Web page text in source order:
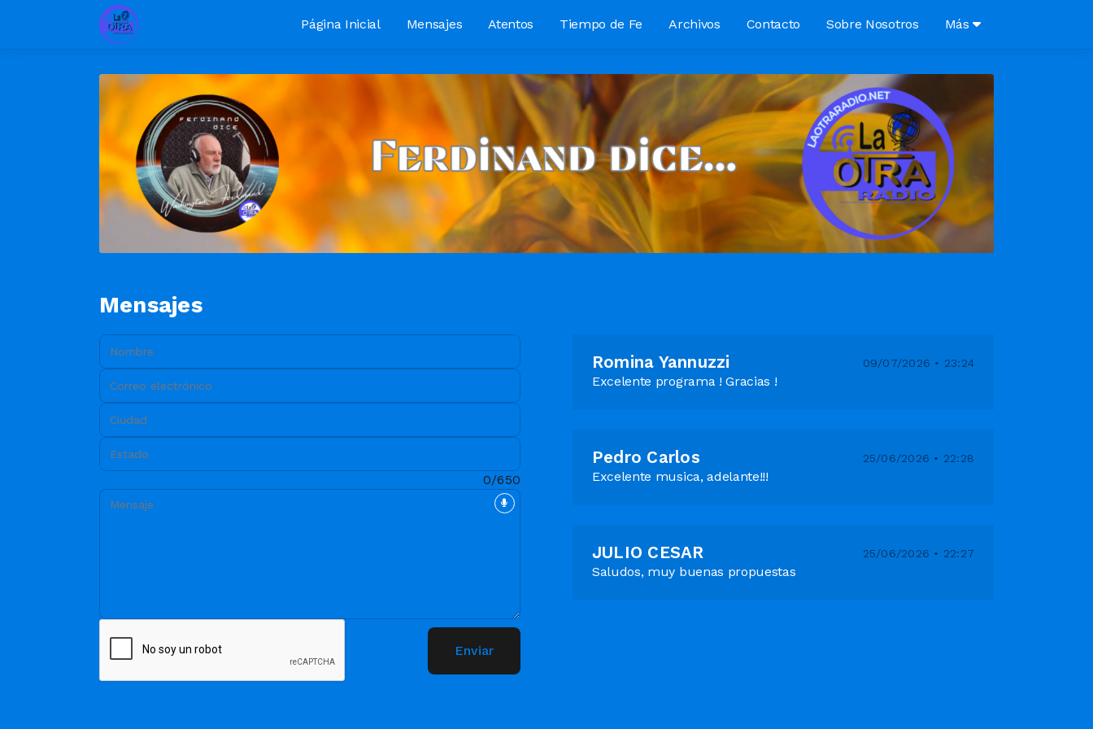
Página Inicial Mensajes Atentos Tiempo de Fe Archivos Contacto Sobre Nosotros Más
Mensajes
Nombre:
Correo electrónico:
Ciudad:
Estado:
0/650
Enviar
Romina Yannuzzi 09/07/2026 • 23:24
Excelente programa ! Gracias !
Pedro Carlos 25/06/2026 • 22:28
Excelente musica, adelante!!!
JULIO CESAR 25/06/2026 • 22:27
Saludos, muy buenas propuestas